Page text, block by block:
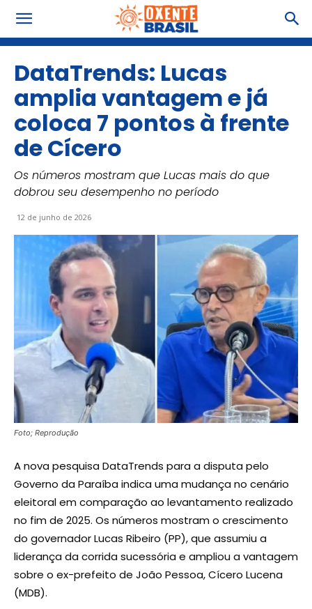
DataTrends: Lucas
amplia vantagem e já
coloca 7 pontos à frente
de Cícero
Os números mostram que Lucas mais do que
dobrou seu desempenho no período
12 de junho de 2026
Foto; Reprodução
A nova pesquisa DataTrends para a disputa pelo
Governo da Paraíba indica uma mudança no cenário
eleitoral em comparação ao levantamento realizado
no fim de 2025. Os números mostram o crescimento
do governador Lucas Ribeiro (PP), que assumiu a
liderança da corrida sucessória e ampliou a vantagem
sobre o ex-prefeito de João Pessoa, Cícero Lucena
(MDB).